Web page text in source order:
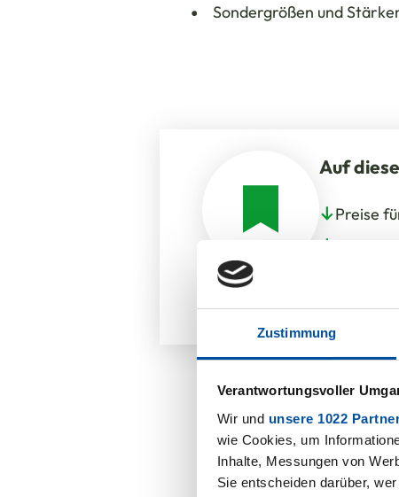
Zustimmung
Verantwortungsvoller
Wir und unsere 1022
wie Cookies, um
Inhalte, Messungen von
Sie entscheiden darüber,
Sondergrößen und
Auf
Preise
Unser